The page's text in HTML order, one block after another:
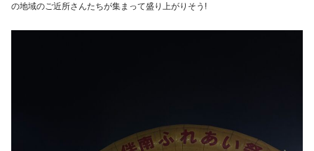
の地域のご近所さんたちが集まって盛り上がりそう!